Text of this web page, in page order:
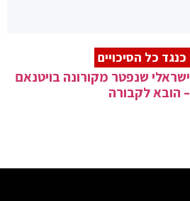
כנגד כל הסיכויים
ישראלי שנפטר מקורונה בויטנאם
– הובא לקבורה